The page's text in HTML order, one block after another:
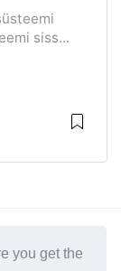
you get the
siss...